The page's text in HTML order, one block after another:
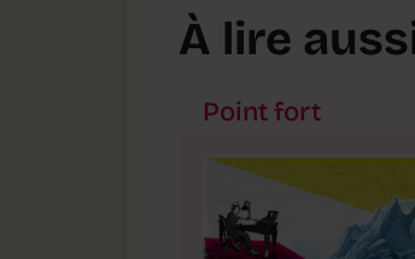
À lire
Point fort